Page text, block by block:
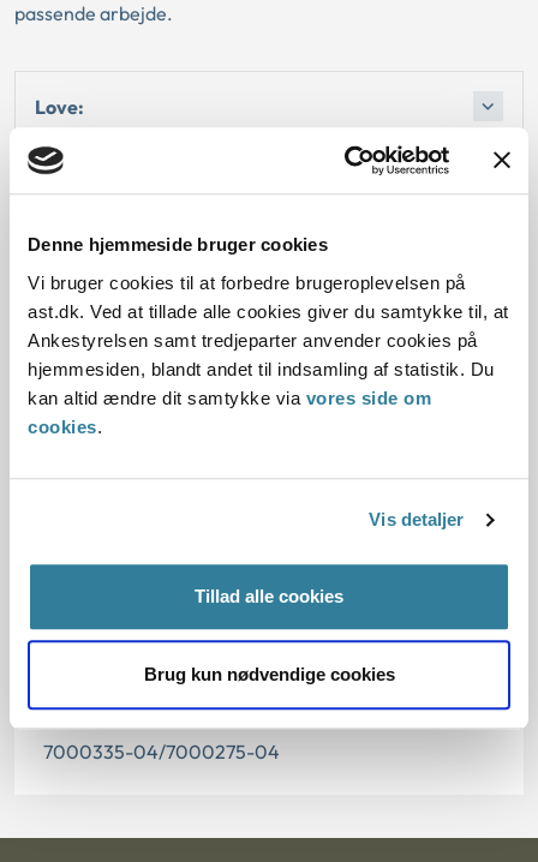
Denne hjemmeside bruger cookies
Vi bruger cookies til at forbedre brugeroplevelsen på
ast.dk. Ved at tillade alle cookies giver du samtykke til, at
Ankestyrelsen samt tredjeparter anvender cookies på
hjemmesiden, blandt andet til indsamling af statistik. Du
kan altid ændre dit samtykke via vores side om
cookies.
Vis detaljer
Tillad alle cookies
Brug kun nødvendige cookies
passende arbejde.
Love:
Afgørelse:
Afgørelse:
Dato for underskrift
08.03.2005
Offentliggørelsesdato
§ 26 § 5 § 7 § 54
7000335-04/7000275-04